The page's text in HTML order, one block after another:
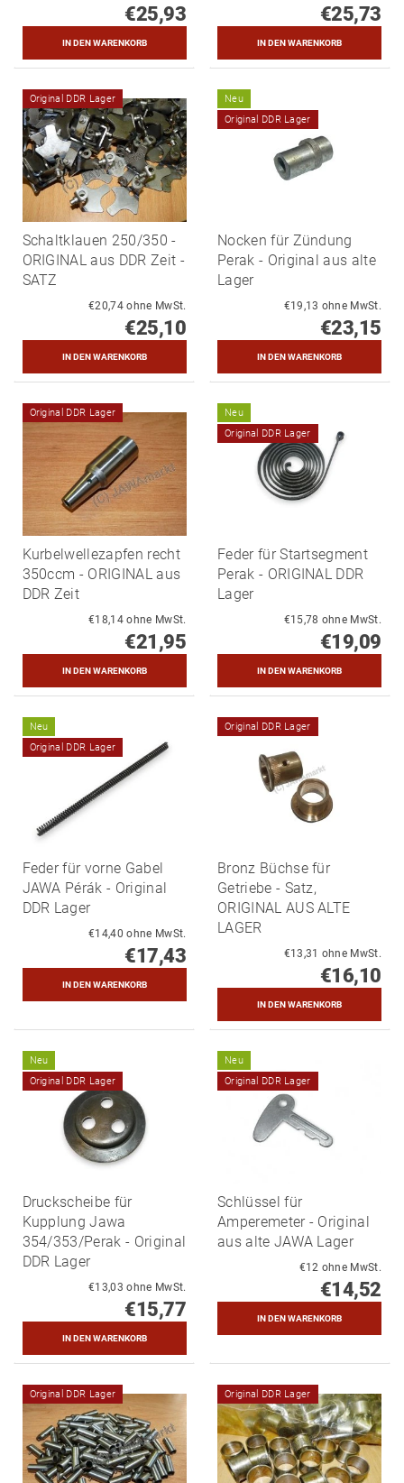
€25,93 €25,73
Original DDR Lager
Schaltklauen 250/350 -
ORIGINAL aus DDR Zeit -
SATZ
€20,74 ohne MwSt.
€25,10
Neu
Original DDR Lager
Nocken für Zündung
Perak - Original aus alte
Lager
€19,13 ohne MwSt.
€23,15
Original DDR Lager
Kurbelwellezapfen recht
350ccm - ORIGINAL aus
DDR Zeit
€18,14 ohne MwSt.
€21,95
Neu
Original DDR Lager
Feder für Startsegment
Perak - ORIGINAL DDR
Lager
€15,78 ohne MwSt.
€19,09
Neu
Original DDR Lager
Feder für vorne Gabel
JAWA Pérák - Original
DDR Lager
€14,40 ohne MwSt.
€17,43
Original DDR Lager
Bronz Büchse für
Getriebe - Satz,
ORIGINAL AUS ALTE
LAGER
€13,31 ohne MwSt.
€16,10
Neu
Original DDR Lager
Druckscheibe für
Kupplung Jawa
354/353/Perak - Original
DDR Lager
€13,03 ohne MwSt.
€15,77
Neu
Original DDR Lager
Schlüssel für
Amperemeter - Original
aus alte JAWA Lager
€12 ohne MwSt.
€14,52
Original DDR Lager Original DDR Lager